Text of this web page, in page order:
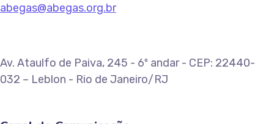
abegas@abegas.org.br
Av. Ataulfo de Paiva, 245 - 6º andar - CEP: 22440-
032 – Leblon - Rio de Janeiro/RJ